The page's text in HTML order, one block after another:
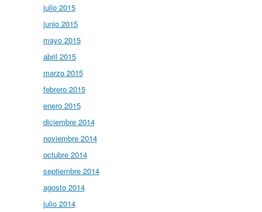
julio 2015
junio 2015
mayo 2015
abril 2015
marzo 2015
febrero 2015
enero 2015
diciembre 2014
noviembre 2014
octubre 2014
septiembre 2014
agosto 2014
julio 2014